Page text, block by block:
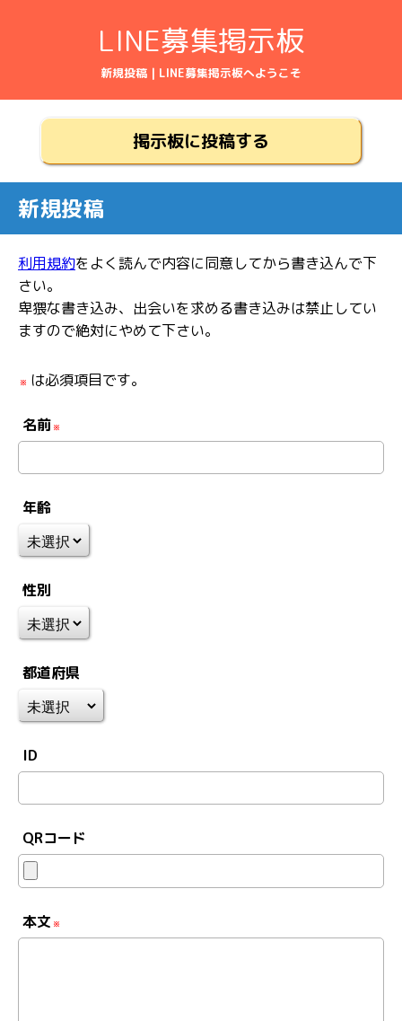
LINE募集掲示板
新規投稿 | LINE募集掲示板へようこそ
掲示板に投稿する
新規投稿
利用規約をよく読んで内容に同意してから書き込んで下
さい。
卑猥な書き込み、出会いを求める書き込みは禁止してい
ますので絶対にやめて下さい。
※ は必須項目です。
名前 ※
年齢
性別
都道府県
ID
QRコード
本文 ※